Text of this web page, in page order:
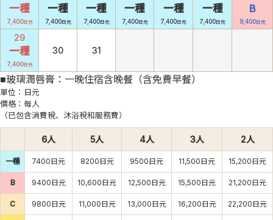
一種
7,400日元
一種
7,400日元
一種
7,400日元
一種
7,400日元
一種
7,400日元
一種
7,400日元
B
9,400日元
29
一種
7,400日元
30 31
■玻璃潤唇膏：一晚住宿含晚餐（含免費早餐）
單位：日元
價格：每人
（已包含消費稅、沐浴稅和服務費）
6人 5人 4人 3人 2人
一種 7400日元 8200日元 9500日元 11,500日元 15,200日元
B 9400日元 10,600日元 12,500日元 15,500日元 21,200日元
C 9800日元 11,000日元 13,000日元 16,200日元 22,200日元